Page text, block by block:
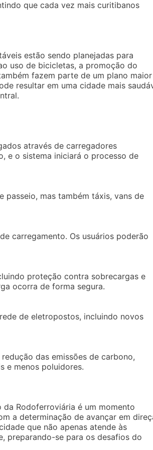
que cada vez mais curitibanos
estão sendo planejadas para
uso de bicicletas, a promoção do
fazem parte de um plano maior
resultar em uma cidade mais
através de carregadores
e o sistema iniciará o processo de
passeio, mas também táxis, vans de
carregamento. Os usuários poderão
proteção contra sobrecargas e
ocorra de forma segura.
de eletropostos, incluindo novos
das emissões de carbono,
e menos poluidores.
Rodoferroviária é um momento
a determinação de avançar em
que não apenas atende às
preparando-se para os desafios do